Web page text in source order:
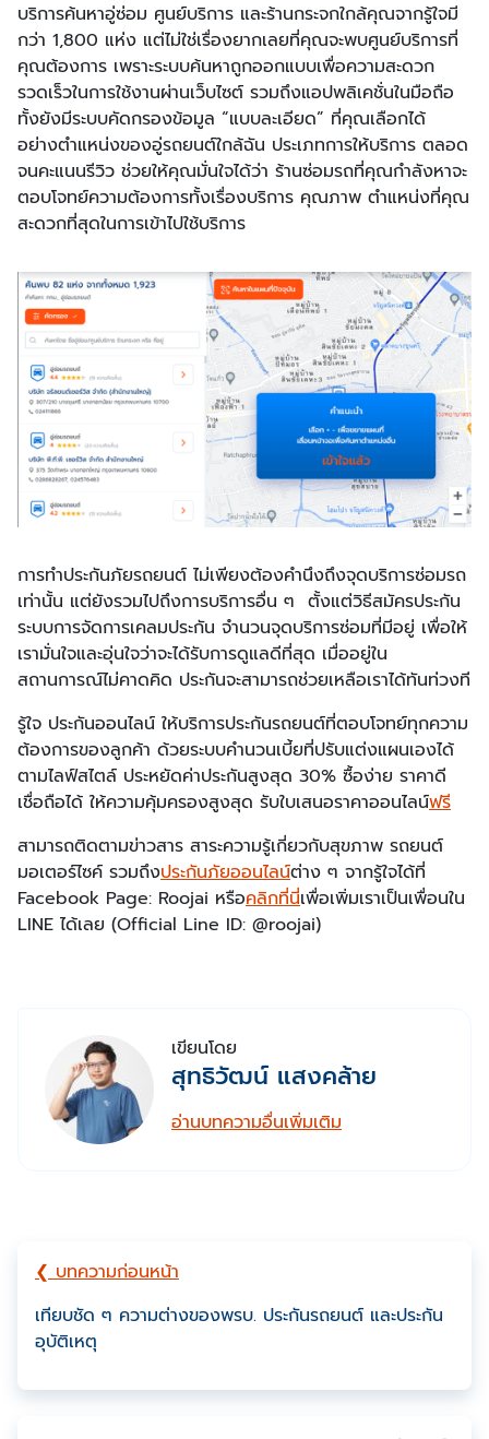
บริการค้นหาอู่ซ่อม ศูนย์บริการ และร้านกระจกใกล้คุณจากรู้ใจมี
กว่า 1,800 แห่ง แต่ไม่ใช่เรื่องยากเลยที่คุณจะพบศูนย์บริการที่
คุณต้องการ เพราะระบบค้นหาถูกออกแบบเพื่อความสะดวก
รวดเร็วในการใช้งานผ่านเว็บไซต์ รวมถึงแอปพลิเคชั่นในมือถือ
ทั้งยังมีระบบคัดกรองข้อมูล “แบบละเอียด” ที่คุณเลือกได้
อย่างตำแหน่งของอู่รถยนต์ใกล้ฉัน ประเภทการให้บริการ ตลอด
จนคะแนนรีวิว ช่วยให้คุณมั่นใจได้ว่า ร้านซ่อมรถที่คุณกำลังหาจะ
ตอบโจทย์ความต้องการทั้งเรื่องบริการ คุณภาพ ตำแหน่งที่คุณ
สะดวกที่สุดในการเข้าไปใช้บริการ
การทำประกันภัยรถยนต์ ไม่เพียงต้องคำนึงถึงจุดบริการซ่อมรถ
เท่านั้น แต่ยังรวมไปถึงการบริการอื่น ๆ ตั้งแต่วิธีสมัครประกัน
ระบบการจัดการเคลมประกัน จำนวนจุดบริการซ่อมที่มีอยู่ เพื่อให้
เรามั่นใจและอุ่นใจว่าจะได้รับการดูแลดีที่สุด เมื่ออยู่ใน
สถานการณ์ไม่คาดคิด ประกันจะสามารถช่วยเหลือเราได้ทันท่วงที
รู้ใจ ประกันออนไลน์ ให้บริการประกันรถยนต์ที่ตอบโจทย์ทุกความ
ต้องการของลูกค้า ด้วยระบบคำนวนเบี้ยที่ปรับแต่งแผนเองได้
ตามไลฟ์สไตล์ ประหยัดค่าประกันสูงสุด 30% ซื้อง่าย ราคาดี
เชื่อถือได้ ให้ความคุ้มครองสูงสุด รับใบเสนอราคาออนไลน์ฟรี
สามารถติดตามข่าวสาร สาระความรู้เกี่ยวกับสุขภาพ รถยนต์
มอเตอร์ไซค์ รวมถึงประกันภัยออนไลน์ต่าง ๆ จากรู้ใจได้ที่
Facebook Page: Roojai หรือคลิกที่นี่เพื่อเพิ่มเราเป็นเพื่อนใน
LINE ได้เลย (Official Line ID: @roojai)
เขียนโดย
สุทธิวัฒน์ แสงคล้าย
อ่านบทความอื่นเพิ่มเติม
❮ บทความก่อนหน้า
เทียบชัด ๆ ความต่างของพรบ. ประกันรถยนต์ และประกัน
อุบัติเหตุ